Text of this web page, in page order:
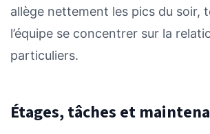
allège nettement les pics du soir,
l’équipe se concentrer sur la
particuliers.
Étages, tâches et